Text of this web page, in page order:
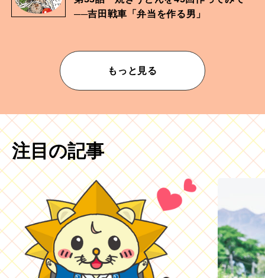
──吉田戦車「弁当を作る男」
もっと見る
注目の記事